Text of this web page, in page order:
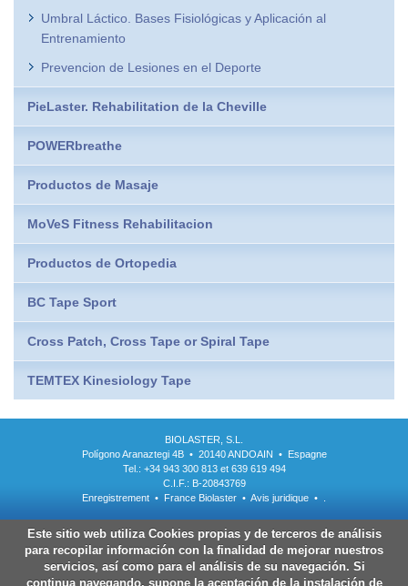
Umbral Láctico. Bases Fisiológicas y Aplicación al
Entrenamiento
Prevencion de Lesiones en el Deporte
PieLaster. Rehabilitation de la Cheville
POWERbreathe
Productos de Masaje
MoVeS Fitness Rehabilitacion
Productos de Ortopedia
BC Tape Sport
Cross Patch, Cross Tape or Spiral Tape
TEMTEX Kinesiology Tape
BIOLASTER, S.L.
Polígono Aranaztegi 4B • 20140 ANDOAIN • Espagne
Tel.: +34 943 300 813 et 639 619 494
C.I.F.: B-20843769
Enregistrement • France Biolaster • Avis juridique •
Este sitio web utiliza Cookies propias y de terceros de análisis
para recopilar información con la finalidad de mejorar nuestros
servicios, así como para el análisis de su navegación. Si
continua navegando, supone la aceptación de la instalación de